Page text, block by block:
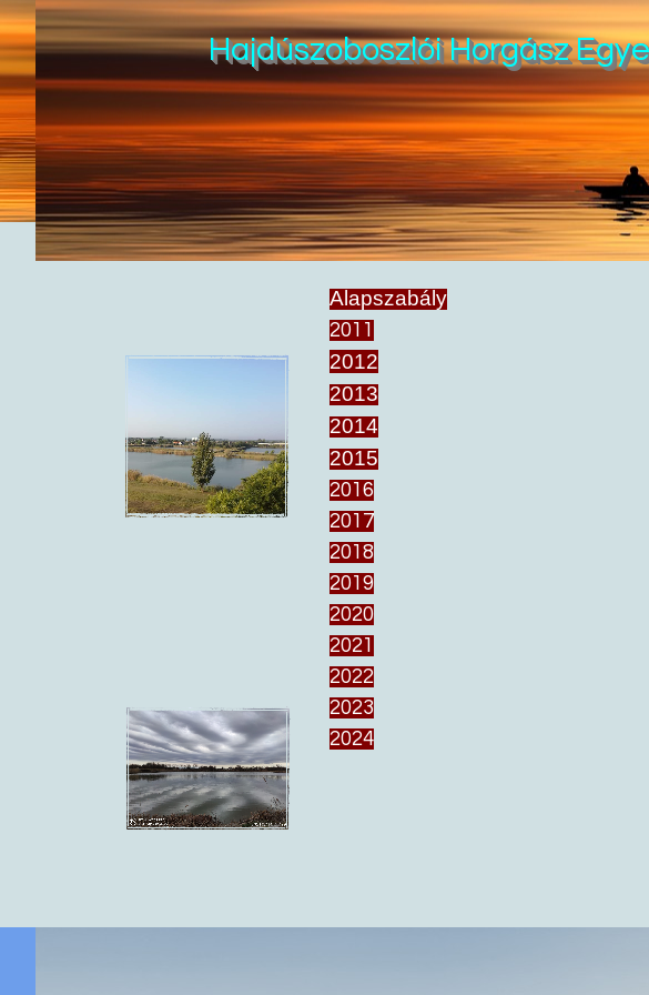
Hajdúszoboszlói Horgász
Alapszabály
2011
2012
2013
2014
2015
2016
2017
2018
2019
2020
2021
2022
2023
2024